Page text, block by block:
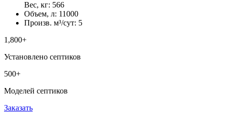
Вес, кг: 566
Объем, л: 11000
Произв. м³/сут: 5
1,800+
Установлено септиков
500+
Моделей септиков
Заказать